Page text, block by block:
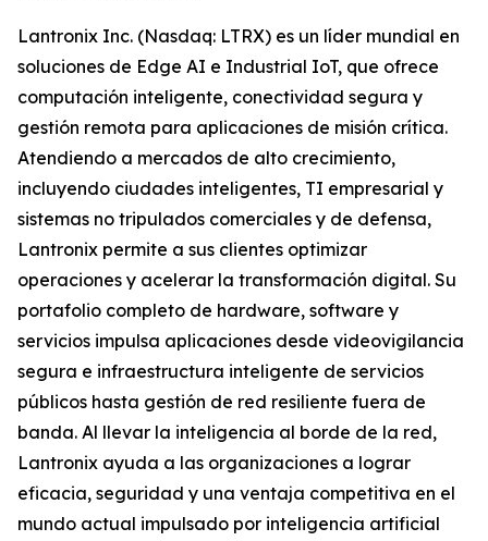
Lantronix Inc. (Nasdaq: LTRX) es un líder mundial en
soluciones de Edge AI e Industrial IoT, que ofrece
computación inteligente, conectividad segura y
gestión remota para aplicaciones de misión crítica.
Atendiendo a mercados de alto crecimiento,
incluyendo ciudades inteligentes, TI empresarial y
sistemas no tripulados comerciales y de defensa,
Lantronix permite a sus clientes optimizar
operaciones y acelerar la transformación digital. Su
portafolio completo de hardware, software y
servicios impulsa aplicaciones desde videovigilancia
segura e infraestructura inteligente de servicios
públicos hasta gestión de red resiliente fuera de
banda. Al llevar la inteligencia al borde de la red,
Lantronix ayuda a las organizaciones a lograr
eficacia, seguridad y una ventaja competitiva en el
mundo actual impulsado por inteligencia artificial